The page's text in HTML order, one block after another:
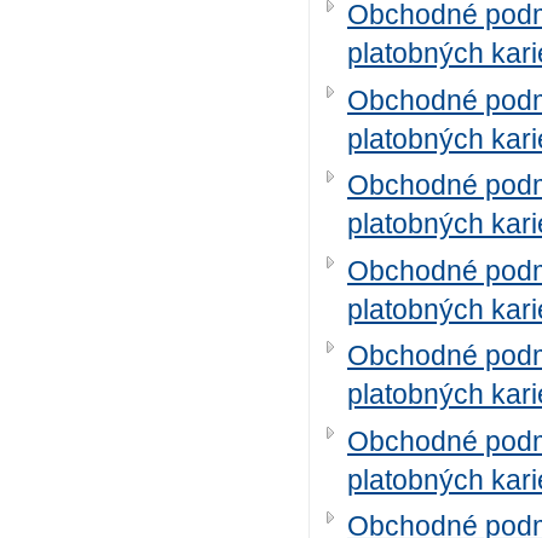
Obchodné
platobných
Obchodné
platobných
Obchodné
platobných
Obchodné
platobných
Obchodné
platobných
Obchodné
platobných
Obchodné